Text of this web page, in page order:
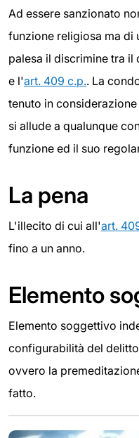
Ad essere sanzionato
funzione religiosa ma di
palesa il discrimine tra
e l'art. 409 c.p.. La
tenuto in
si allude a qualunque
funzione ed il suo
La pena
L'illecito di cui all'art.
fino a un anno.
Elemento
Elemento soggettivo
configurabilità del
ovvero la
fatto.